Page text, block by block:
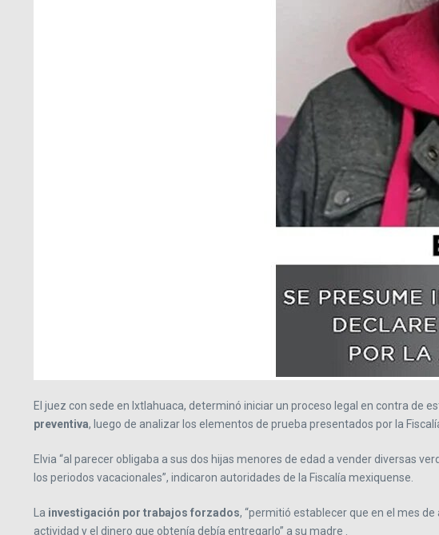
El juez con sede en Ixtlahuaca, determinó iniciar un proceso legal en contra de
preventiva, luego de analizar los elementos de prueba presentados por la
Elvia “al parecer obligaba a sus dos hijas menores de edad a vender diversas
los periodos vacacionales”, indicaron autoridades de la Fiscalía mexiquense.
La investigación por trabajos forzados, “permitió establecer que en el mes
actividad y el dinero que obtenía debía entregarlo” a su madre .